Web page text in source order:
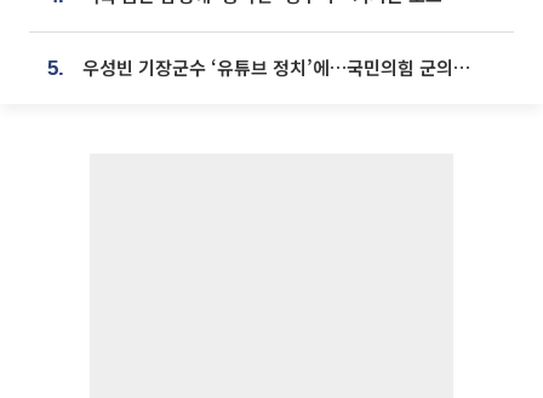
5. 우성빈 기장군수 ‘유튜브 정치’에…국민의힘 군의원들 집단 반발